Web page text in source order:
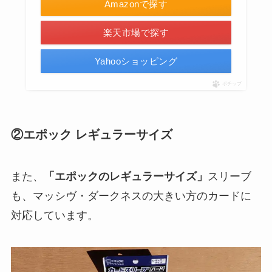
Amazonで探す
楽天市場で探す
Yahooショッピング
ポチップ
②エポック レギュラーサイズ
また、 「エポックのレギュラーサイズ」
スリーブ
も、マッシヴ・ダークネスの大きい方のカードに
対応しています。